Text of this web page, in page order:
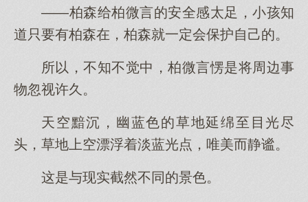
——柏森给柏微言的安全感太足，小孩知
道只要有柏森在，柏森就一定会保护自己的。
所以，不知不觉中，柏微言愣是将周边事
物忽视许久。
天空黯沉，幽蓝色的草地延绵至目光尽
头，草地上空漂浮着淡蓝光点，唯美而静谧。
这是与现实截然不同的景色。